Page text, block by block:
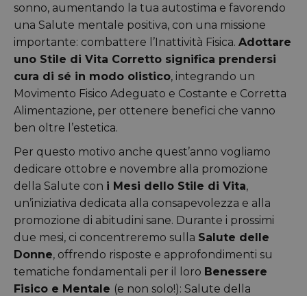
sonno, aumentando la tua autostima e favorendo
una Salute mentale positiva, con una missione
importante: combattere l’Inattività Fisica. Adottare
uno Stile di Vita Corretto significa prendersi
cura di sé in modo olistico, integrando un
Movimento Fisico Adeguato e Costante e Corretta
Alimentazione, per ottenere benefici che vanno
ben oltre l’estetica.
Per questo motivo anche quest’anno vogliamo
dedicare ottobre e novembre alla promozione
della Salute con i Mesi dello Stile di Vita,
un’iniziativa dedicata alla consapevolezza e alla
promozione di abitudini sane. Durante i prossimi
due mesi, ci concentreremo sulla Salute delle
Donne, offrendo risposte e approfondimenti su
tematiche fondamentali per il loro Benessere
Fisico e Mentale (e non solo!): Salute della